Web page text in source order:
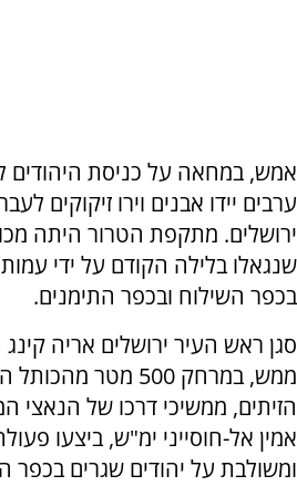
אמש, במחאה על כניסת היהודים
ערבים יידו אבנים וירו זיקוקים
ירושלים. מתקפת הטרור היתה
שנגאלו בלילה הקודם על ידי
בכפר השילוח ובכפר התימנים.
סגן ראש העיר ירושלים אריה
ממש, במרחק 500 מטר
הזיתים, ממשיכי דרכו של הנאצי
אמין אל-חוסייני ימ"ש, ביצעו
ומשולבת על יהודים שגרים בכפר